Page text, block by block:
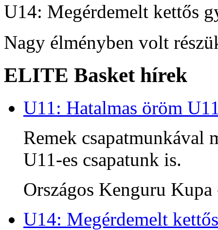
U14: Megérdemelt kettős
Nagy élményben volt
ELITE Basket hírek
U11: Hatalmas öröm
Remek csapatmunkával
U11-es csapatunk is.
Országos Kenguru
U14: Megérdemelt